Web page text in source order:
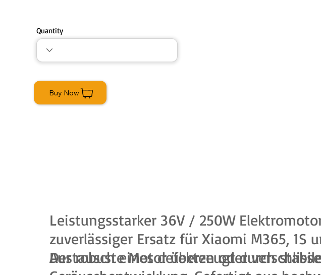
Quantity
Buy Now
Leistungsstarker 36V / 250W
zuverlässiger Ersatz für Xiaomi M365, 1S
Austausch eines defekten oder
Der robuste Motor überzeugt durch